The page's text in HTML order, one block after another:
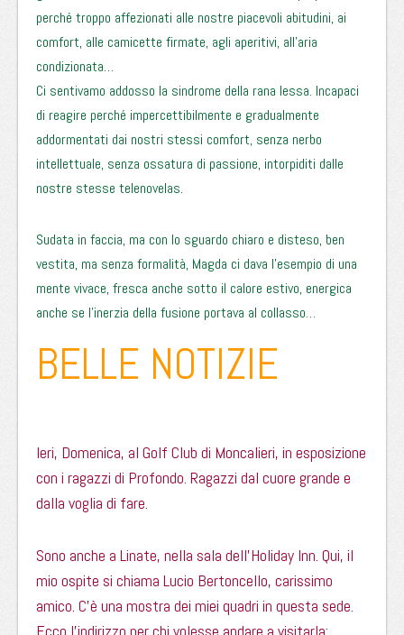
perché troppo affezionati alle nostre piacevoli abitudini, ai
comfort, alle camicette firmate, agli aperitivi, all’aria
condizionata…
Ci sentivamo addosso la sindrome della rana lessa. Incapaci
di reagire perché impercettibilmente e gradualmente
addormentati dai nostri stessi comfort, senza nerbo
intellettuale, senza ossatura di passione, intorpiditi dalle
nostre stesse telenovelas.
Sudata in faccia, ma con lo sguardo chiaro e disteso, ben
vestita, ma senza formalità, Magda ci dava l’esempio di una
mente vivace, fresca anche sotto il calore estivo, energica
anche se l’inerzia della fusione portava al collasso…
BELLE NOTIZIE
Ieri, Domenica, al Golf Club di Moncalieri, in esposizione
con i ragazzi di Profondo. Ragazzi dal cuore grande e
dalla voglia di fare.
Sono anche a Linate, nella sala dell’Holiday Inn. Qui, il
mio ospite si chiama Lucio Bertoncello, carissimo
amico. C’è una mostra dei miei quadri in questa sede.